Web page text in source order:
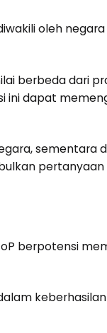
oleh
berbeda dari
ini dapat
sementara
berpotensi